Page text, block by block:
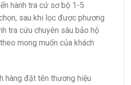
hành tra cứ sơ bộ 1-5
sau khi lọc được phương
tra cứu chuyên sâu bảo hộ
mong muốn của khách
hàng đặt tên thương hiệu